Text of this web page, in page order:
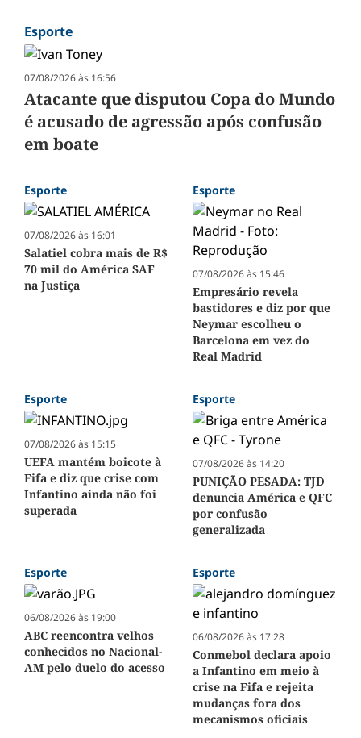
Esporte
07/08/2026 às 16:56
Atacante que disputou Copa do Mundo
é acusado de agressão após confusão
em boate
Esporte
07/08/2026 às 16:01
Salatiel cobra mais de R$
70 mil do América SAF
na Justiça
Esporte
07/08/2026 às 15:46
Empresário revela
bastidores e diz por que
Neymar escolheu o
Barcelona em vez do
Real Madrid
Esporte
07/08/2026 às 15:15
UEFA mantém boicote à
Fifa e diz que crise com
Infantino ainda não foi
superada
Esporte
07/08/2026 às 14:20
PUNIÇÃO PESADA: TJD
denuncia América e QFC
por confusão
generalizada
Esporte
06/08/2026 às 19:00
ABC reencontra velhos
conhecidos no Nacional-
AM pelo duelo do acesso
Esporte
06/08/2026 às 17:28
Conmebol declara apoio
a Infantino em meio à
crise na Fifa e rejeita
mudanças fora dos
mecanismos oficiais